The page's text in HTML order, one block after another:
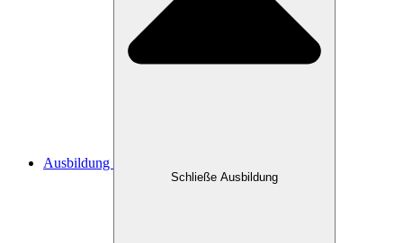
Ausbildung
Schließe Ausbildung